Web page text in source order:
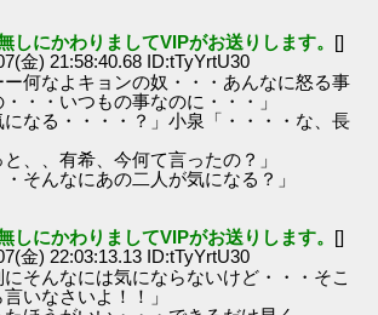
しにかわりましてVIPがお送りします。 []
金) 21:58:40.68 ID:tTyYrtU30
何なよキョンの奴・・・あんなに怒る事
・・いつもの事なのに・・・」
なる・・・・？」小泉「・・・・な、長
、、有希、今何て言ったの？」
そんなにあの二人が気になる？」
しにかわりましてVIPがお送りします。 []
金) 22:03:13.13 ID:tTyYrtU30
そんなには気にならないけど・・・そこ
いなさいよ！！」